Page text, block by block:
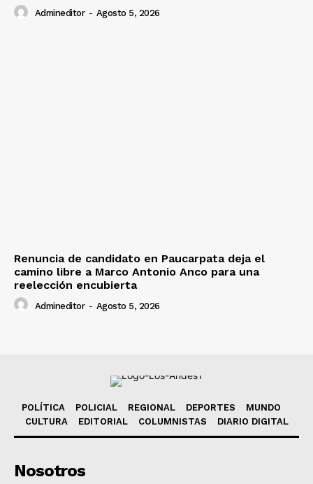
Admineditor - Agosto 5, 2026
Renuncia de candidato en Paucarpata deja el
camino libre a Marco Antonio Anco para una
reelección encubierta
Admineditor - Agosto 5, 2026
POLÍTICA POLICIAL REGIONAL DEPORTES
MUNDO
CULTURA
EDITORIAL COLUMNISTAS DIARIO DIGITAL
Nosotros